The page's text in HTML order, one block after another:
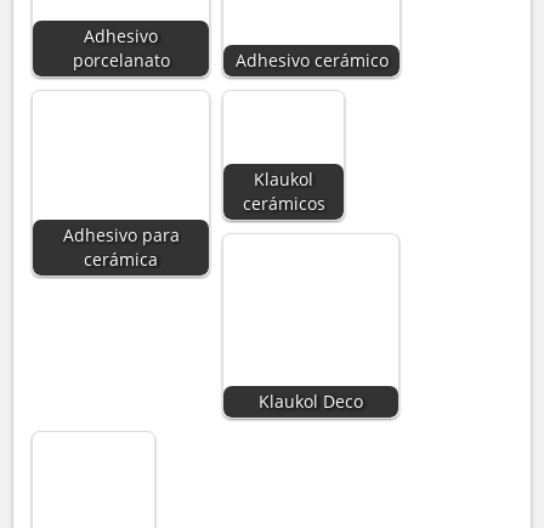
Adhesivo
porcelanato
Adhesivo cerámico
Adhesivo para
cerámica
Klaukol
cerámicos
Klaukol Deco